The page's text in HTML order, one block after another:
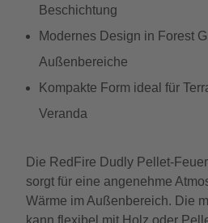
Beschichtung
Modernes Design in Forest
Außenbereiche
Kompakte Form ideal für
Veranda
Die RedFire Dudly Pellet-
sorgt für eine angenehme
Wärme im Außenbereich. Die
kann flexibel mit Holz oder